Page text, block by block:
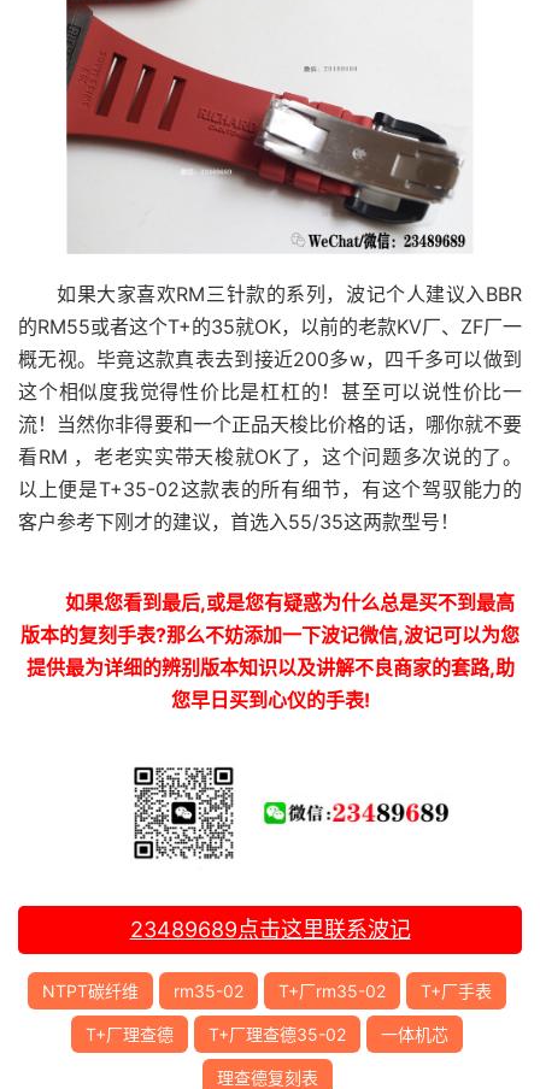
如果大家喜欢RM三针款的系列，波记个人建议入BBR
的RM55或者这个T+的35就OK，以前的老款KV厂、ZF厂一
概无视。毕竟这款真表去到接近200多w，四千多可以做到
这个相似度我觉得性价比是杠杠的！甚至可以说性价比一
流！当然你非得要和一个正品天梭比价格的话，哪你就不要
看RM ，老老实实带天梭就OK了，这个问题多次说的了。
以上便是T+35-02这款表的所有细节，有这个驾驭能力的
客户参考下刚才的建议，首选入55/35这两款型号！
如果您看到最后,或是您有疑惑为什么总是买不到最高
版本的复刻手表?那么不妨添加一下波记微信,波记可以为您
提供最为详细的辨别版本知识以及讲解不良商家的套路,助
您早日买到心仪的手表!
23489689点击这里联系波记
NTPT碳纤维 rm35-02 T+厂rm35-02 T+厂手表
T+厂理查德 T+厂理查德35-02 一体机芯
理查德复刻表